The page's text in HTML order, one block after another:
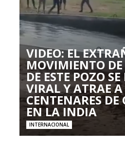
VIDEO: EL
MOVIMIENTO DE
DE ESTE POZO
VIRAL Y ATRAE A
CENTENARES DE
EN LA INDIA
INTERNACIONAL